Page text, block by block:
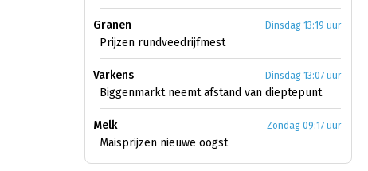
Granen Dinsdag 13:19 uur
Prijzen rundveedrijfmest
Varkens Dinsdag 13:07 uur
Biggenmarkt neemt afstand van dieptepunt
Melk Zondag 09:17 uur
Maisprijzen nieuwe oogst